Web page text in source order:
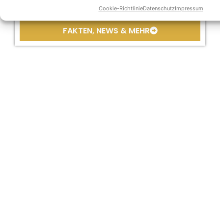
Cookie-RichtlinieDatenschutzImpressum
FAKTEN, NEWS & MEHR